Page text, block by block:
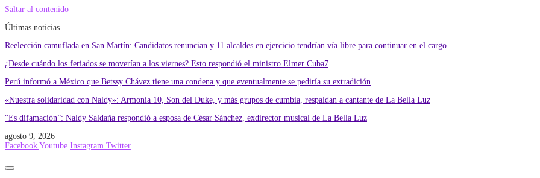
Saltar al contenido
Últimas noticias
Reelección camuflada en San Martín: Candidatos renuncian y 11 alcaldes en ejercicio tendrían vía libre para continuar en el cargo
¿Desde cuándo los feriados se moverían a los viernes? Esto respondió el ministro Elmer Cuba7
Perú informó a México que Betssy Chávez tiene una condena y que eventualmente se pediría su extradición
«Nuestra solidaridad con Naldy»: Armonía 10, Son del Duke, y más grupos de cumbia, respaldan a cantante de La Bella Luz
“Es difamación”: Naldy Saldaña respondió a esposa de César Sánchez, exdirector musical de La Bella Luz
agosto 9, 2026
Facebook Youtube Instagram Twitter